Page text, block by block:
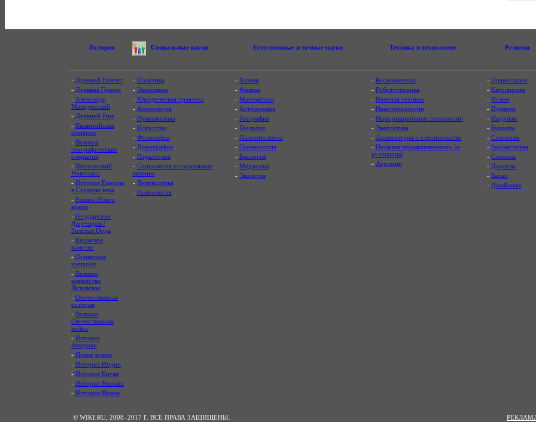
История Социальные науки Естественные и точные науки Техника и технологии Религии
- Древний Египет
- Древняя Греция
- Александр
Македонский
- Древний Рим
- Византийская
империя
- Великие
географические
открытия
- Итальянский
Ренессанс
- История Европы
в Средние века
- Раннее Новое
время
- Государство
Джучидов /
Золотая Орда
- Крымское
ханство
- Османская
империя
- Великое
княжество
Литовское
- Отечественная
история
- Великая
Отечественная
война
- История
Америки
- Новое время
- История Индии
- История Китая
- История Японии
- История Ирана
- Политика
- Экономика
- Юридическая практика
- Археология
- Нумизматика
- Искусство
- Философия
- Демография
- Педагогика
- Социология и социальные
явления
- Лингвистика
- Психология
- Химия
- Физика
- Математика
- Астрономия
- География
- Геология
- Палеонтология
- Океанология
- Биология
- Медицина
- Экология
- Космонавтика
- Робототехника
- Военная техника
- Нанотехнологии
- Информационные технологии
- Энергетика
- Архитектура и строительство
- Пищевая промышленность (и
кулинария)
- Агромир
-Православие
-Католицизм
-Ислам
-Иудаизм
-Индуизм
-Буддизм
-Синтоизм
-Зороастризм
-Сикхизм
- Даосизм
-Бахаи
- Джайнизм
© WIKI.RU, 2008–2017 Г. ВСЕ ПРАВА ЗАЩИЩЕНЫ.